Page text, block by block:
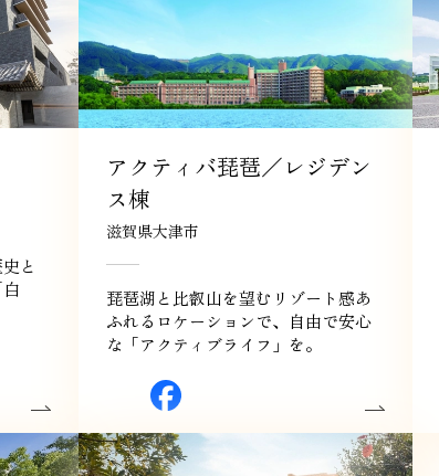
と
アクティバ琵琶／レジデン
ス棟
滋賀県大津市
琵琶湖と比叡山を望むリゾート感あ
ふれるロケーションで、自由で安心
な「アクティブライフ」を。